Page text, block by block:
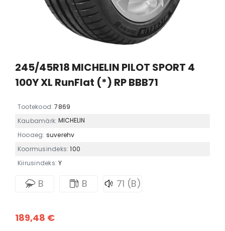
245/45R18 MICHELIN PILOT SPORT 4
100Y XL RunFlat (*) RP BBB71
Tootekood: 7869
Kaubamärk: MICHELIN
Hooaeg: suverehv
Koormusindeks: 100
Kiirusindeks: Y
B B 71 (B)
189,48 €